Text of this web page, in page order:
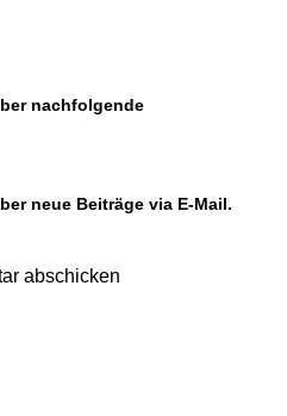
nachfolgende
neue Beiträge via E-Mail.